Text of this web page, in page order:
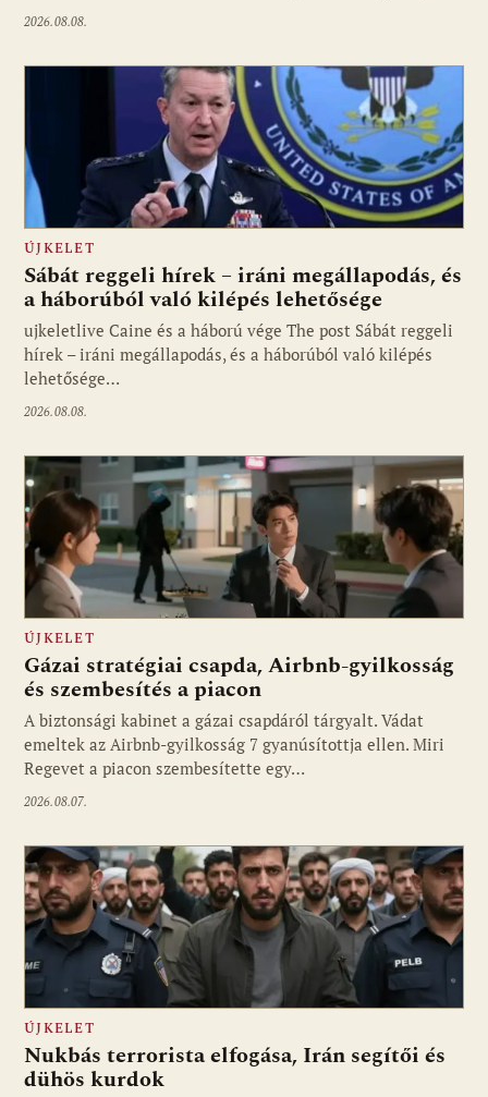
2026.08.08.
Fotó: ujkelet.live
ÚJKELET
Sábát reggeli hírek – iráni megállapodás, és
a háborúból való kilépés lehetősége
ujkeletlive Caine és a háború vége The post Sábát reggeli
hírek – iráni megállapodás, és a háborúból való kilépés
lehetősége…
2026.08.08.
ÚJKELET
Gázai stratégiai csapda, Airbnb-gyilkosság
és szembesítés a piacon
A biztonsági kabinet a gázai csapdáról tárgyalt. Vádat
emeltek az Airbnb-gyilkosság 7 gyanúsítottja ellen. Miri
Regevet a piacon szembesítette egy…
2026.08.07.
ÚJKELET
Nukbás terrorista elfogása, Irán segítői és
dühös kurdok